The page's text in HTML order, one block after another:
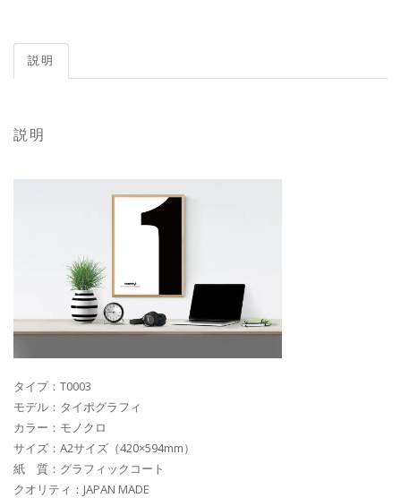
説明
説明
タイプ：T0003
モデル：タイポグラフィ
カラー：モノクロ
サイズ：A2サイズ（420×594mm）
紙 質：グラフィックコート
クオリティ：JAPAN MADE